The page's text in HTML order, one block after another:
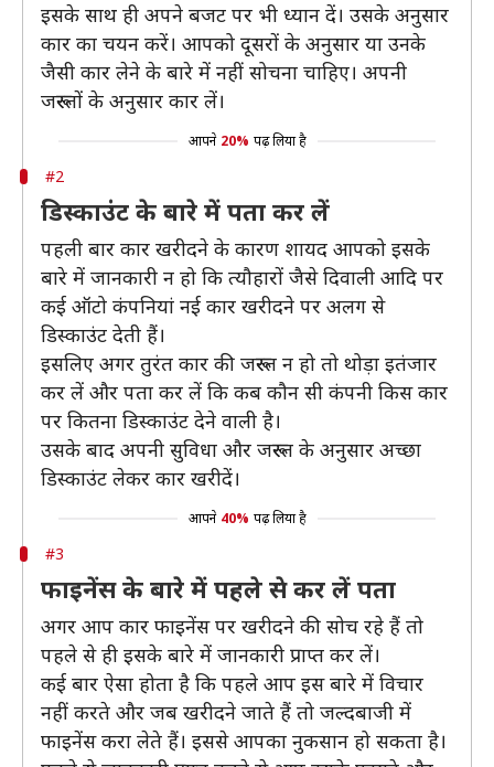
इसके साथ ही अपने बजट पर भी ध्यान दें। उसके अनुसार
कार का चयन करें। आपको दूसरों के अनुसार या उनके
जैसी कार लेने के बारे में नहीं सोचना चाहिए। अपनी
जरूरतों के अनुसार कार लें।
आपने 20% पढ़ लिया है
#2
डिस्काउंट के बारे में पता कर लें
पहली बार कार खरीदने के कारण शायद आपको इसके
बारे में जानकारी न हो कि त्यौहारों जैसे दिवाली आदि पर
कई ऑटो कंपनियां नई कार खरीदने पर अलग से
डिस्काउंट देती हैं।
इसलिए अगर तुरंत कार की जरूरत न हो तो थोड़ा इतंजार
कर लें और पता कर लें कि कब कौन सी कंपनी किस कार
पर कितना डिस्काउंट देने वाली है।
उसके बाद अपनी सुविधा और जरूरत के अनुसार अच्छा
डिस्काउंट लेकर कार खरीदें।
आपने 40% पढ़ लिया है
#3
फाइनेंस के बारे में पहले से कर लें पता
अगर आप कार फाइनेंस पर खरीदने की सोच रहे हैं तो
पहले से ही इसके बारे में जानकारी प्राप्त कर लें।
कई बार ऐसा होता है कि पहले आप इस बारे में विचार
नहीं करते और जब खरीदने जाते हैं तो जल्दबाजी में
फाइनेंस करा लेते हैं। इससे आपका नुकसान हो सकता है।